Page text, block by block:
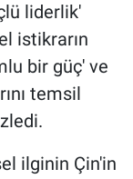
liderlik'
istikrarın
bir güç' ve
temsil
ilginin Çin'in